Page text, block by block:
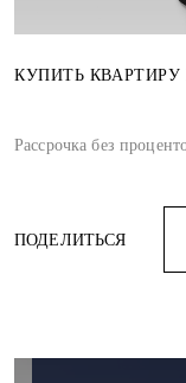
КУПИТЬ
Рассрочка без
ПОДЕЛИТЬСЯ